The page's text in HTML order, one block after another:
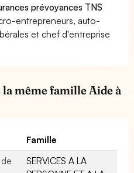
prévoyances TNS
entrepreneurs, auto-
et chef d'entreprise
même famille Aide à
Famille
SERVICES A LA